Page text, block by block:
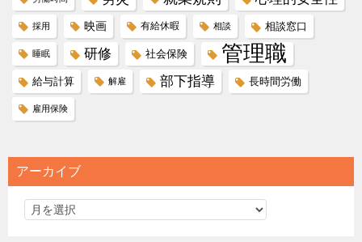
採用 映画 有給休暇 相談 相談窓口
睡眠 研修 社会保険 管理職
給与計算 解雇 部下指導 長時間労働
雇用保険
アーカイブ